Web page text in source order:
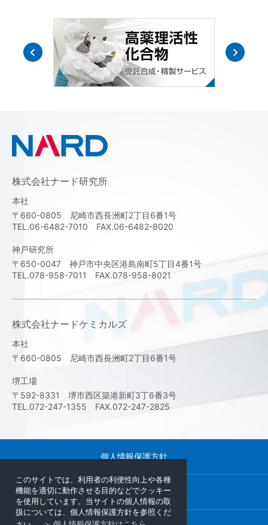
このサイトでは、利用者の利便性向上や各種
機能を適切に動作させる目的などでクッキー
を使用しています。当サイトの個人情報の取
扱については、個人情報保護方針を参照くだ
株式会社ナード研究所
本社
〒660-0805 尼崎市西長洲町2丁目6番1号
TEL.06-6482-7010 FAX.06-6482-8020
神戸研究所
〒650-0047 神戸市中央区港島南町5丁目4番1号
TEL.078-958-7011 FAX.078-958-8021
株式会社ナードケミカルズ
本社
〒660-0805 尼崎市西長洲町2丁目6番1号
堺工場
〒592-8331 堺市西区築港新町3丁6番3号
TEL.072-247-1355 FAX.072-247-2825
個人情報保護方針
サイトマップ